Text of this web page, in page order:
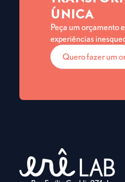
ÚNICA
Peça um orçamento
experiências
Quero fazer um